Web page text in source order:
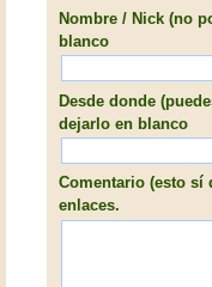
Nombre / Nick (no
blanco
Desde donde
dejarlo en blanco
Comentario (esto sí
enlaces.